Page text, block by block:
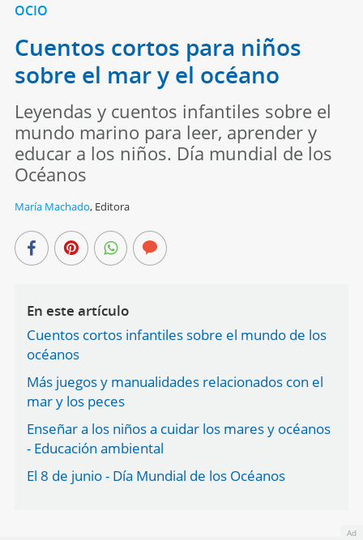
OCIO
Cuentos cortos para niños
sobre el mar y el océano
Leyendas y cuentos infantiles sobre el
mundo marino para leer, aprender y
educar a los niños. Día mundial de los
Océanos
María Machado, Editora
En este artículo
Cuentos cortos infantiles sobre el mundo de los
océanos
Más juegos y manualidades relacionados con el
mar y los peces
Enseñar a los niños a cuidar los mares y océanos
- Educación ambiental
El 8 de junio - Día Mundial de los Océanos
Ad